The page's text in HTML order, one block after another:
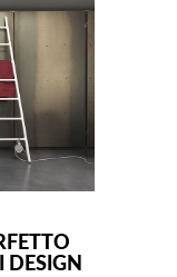
DESIGN